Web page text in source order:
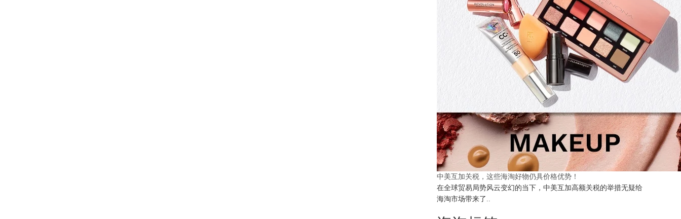
中美互加关税，这些海淘好物仍具价格优势！
在全球贸易局势风云变幻的当下，中美互加高额关税的举措无疑给
海淘市场带来了..